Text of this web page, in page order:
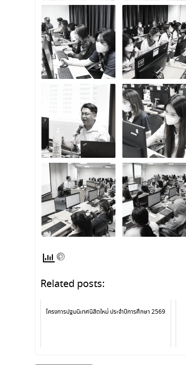
Related posts:
โครงการปฐมนิเทศนิสิตใหม่ ประจำปีการศึกษา 2569